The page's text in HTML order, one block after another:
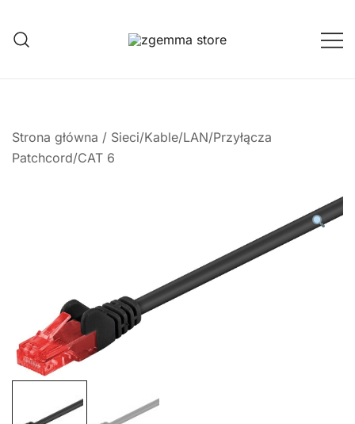
treści
Strona główna / Sieci/Kable/LAN/Przyłącza
Patchcord/CAT 6